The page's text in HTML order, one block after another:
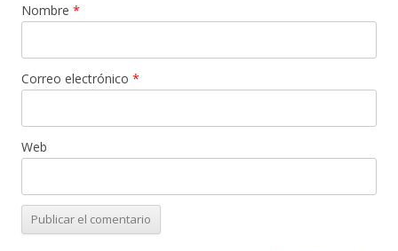
Nombre *
Correo electrónico *
Web